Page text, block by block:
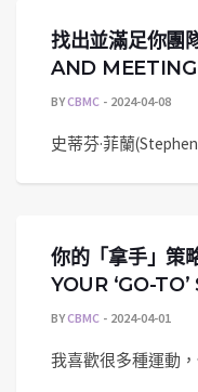
找出並滿足你
AND MEETING
BYCBMC 2024-04-08
史蒂芬·菲蘭
你的「拿手」策
YOUR ‘GO-
BYCBMC 2024-04-01
我喜歡很多種運動